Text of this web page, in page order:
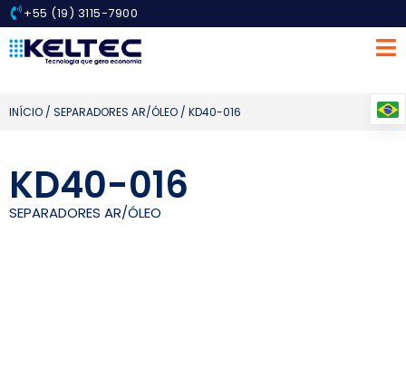
+55 (19) 3115-7900
INÍCIO / SEPARADORES AR/ÓLEO / KD40-016
KD40-016
SEPARADORES AR/ÓLEO